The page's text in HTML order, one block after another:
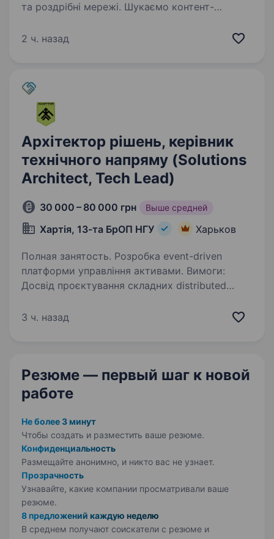
та роздрібні мережі. Шукаємо контент-
соціальні мережі, сайт і digital-канали компанії
2 ч. назад
Архітектор рішень, керівник
технічного напряму (Solutions
Architect, Tech Lead)
30 000 – 80 000 грн Выше средней
Хартія, 13-та БрОП НГУ Харьков
Полная занятость. Розробка event-driven
платформи управління активами. Вимоги:
Досвід проєктування складних distributed
Робота з cloud / Kubernetes; Лідерство
3 ч. назад
Резюме — первый шаг к новой
работе
Не более 3 минут
Чтобы создать и разместить ваше резюме.
Конфиденциальность
Размещайте анонимно, и никто вас не узнает.
Прозрачность
Узнавайте, какие компании просматривали ваше
резюме.
8 предложений каждую неделю
В среднем получают соискатели с резюме и